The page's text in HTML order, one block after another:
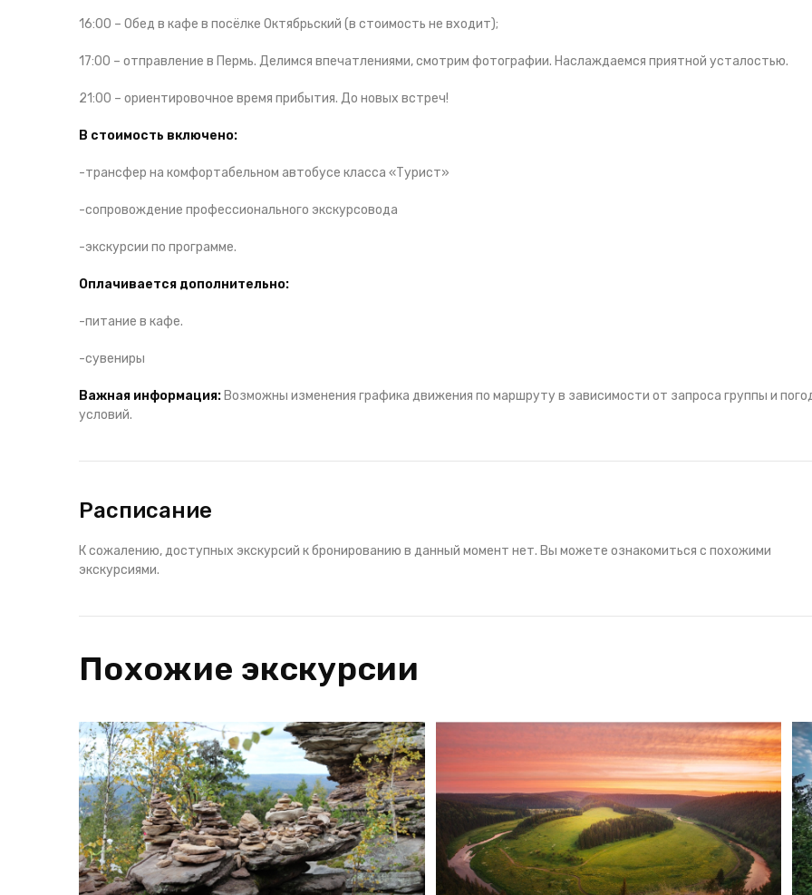
16:00 – Обед в кафе в посёлке Октябрьский (в стоимость не входит);
17:00 – отправление в Пермь. Делимся впечатлениями, смотрим фотографии. Наслаждаемся приятной усталостью.
21:00 – ориентировочное время прибытия. До новых встреч!
В стоимость включено:
-трансфер на комфортабельном автобусе класса «Турист»
-сопровождение профессионального экскурсовода
-экскурсии по программе.
Оплачивается дополнительно:
-питание в кафе.
-сувениры
Важная информация: Возможны изменения графика движения по маршруту в зависимости от запроса группы и
условий.
Расписание
К сожалению, доступных экскурсий к бронированию в данный момент нет. Вы можете ознакомиться с похожими
экскурсиями.
Похожие экскурсии